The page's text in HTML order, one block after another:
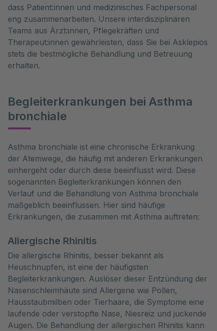
dass Patient:innen und medizinisches Fachpersonal
eng zusammenarbeiten. Unsere interdisziplinären
Teams aus Ärzt:innen, Pflegekräften und
Therapeut:innen gewährleisten, dass Sie bei Asklepios
stets die bestmögliche Behandlung und Betreuung
erhalten.
Begleiterkrankungen bei Asthma
bronchiale
Asthma bronchiale ist eine chronische Erkrankung
der Atemwege, die häufig mit anderen Erkrankungen
einhergeht oder durch diese beeinflusst wird. Diese
sogenannten Begleiterkrankungen können den
Verlauf und die Behandlung von Asthma bronchiale
maßgeblich beeinflussen. Hier sind häufige
Erkrankungen, die zusammen mit Asthma auftreten:
Allergische Rhinitis
Die allergische Rhinitis, besser bekannt als
Heuschnupfen, ist eine der häufigsten
Begleiterkrankungen. Auslöser dieser Entzündung der
Nasenschleimhäute sind Allergene wie Pollen,
Hausstaubmilben oder Tierhaare, die Symptome eine
laufende oder verstopfte Nase, Niesreiz und juckende
Augen. Die Behandlung der allergischen Rhinitis kann